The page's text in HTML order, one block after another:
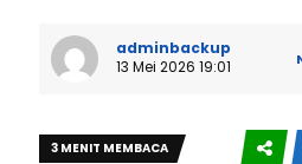
adminbackup
13 Mei 2026 19:01
3 MENIT MEMBACA